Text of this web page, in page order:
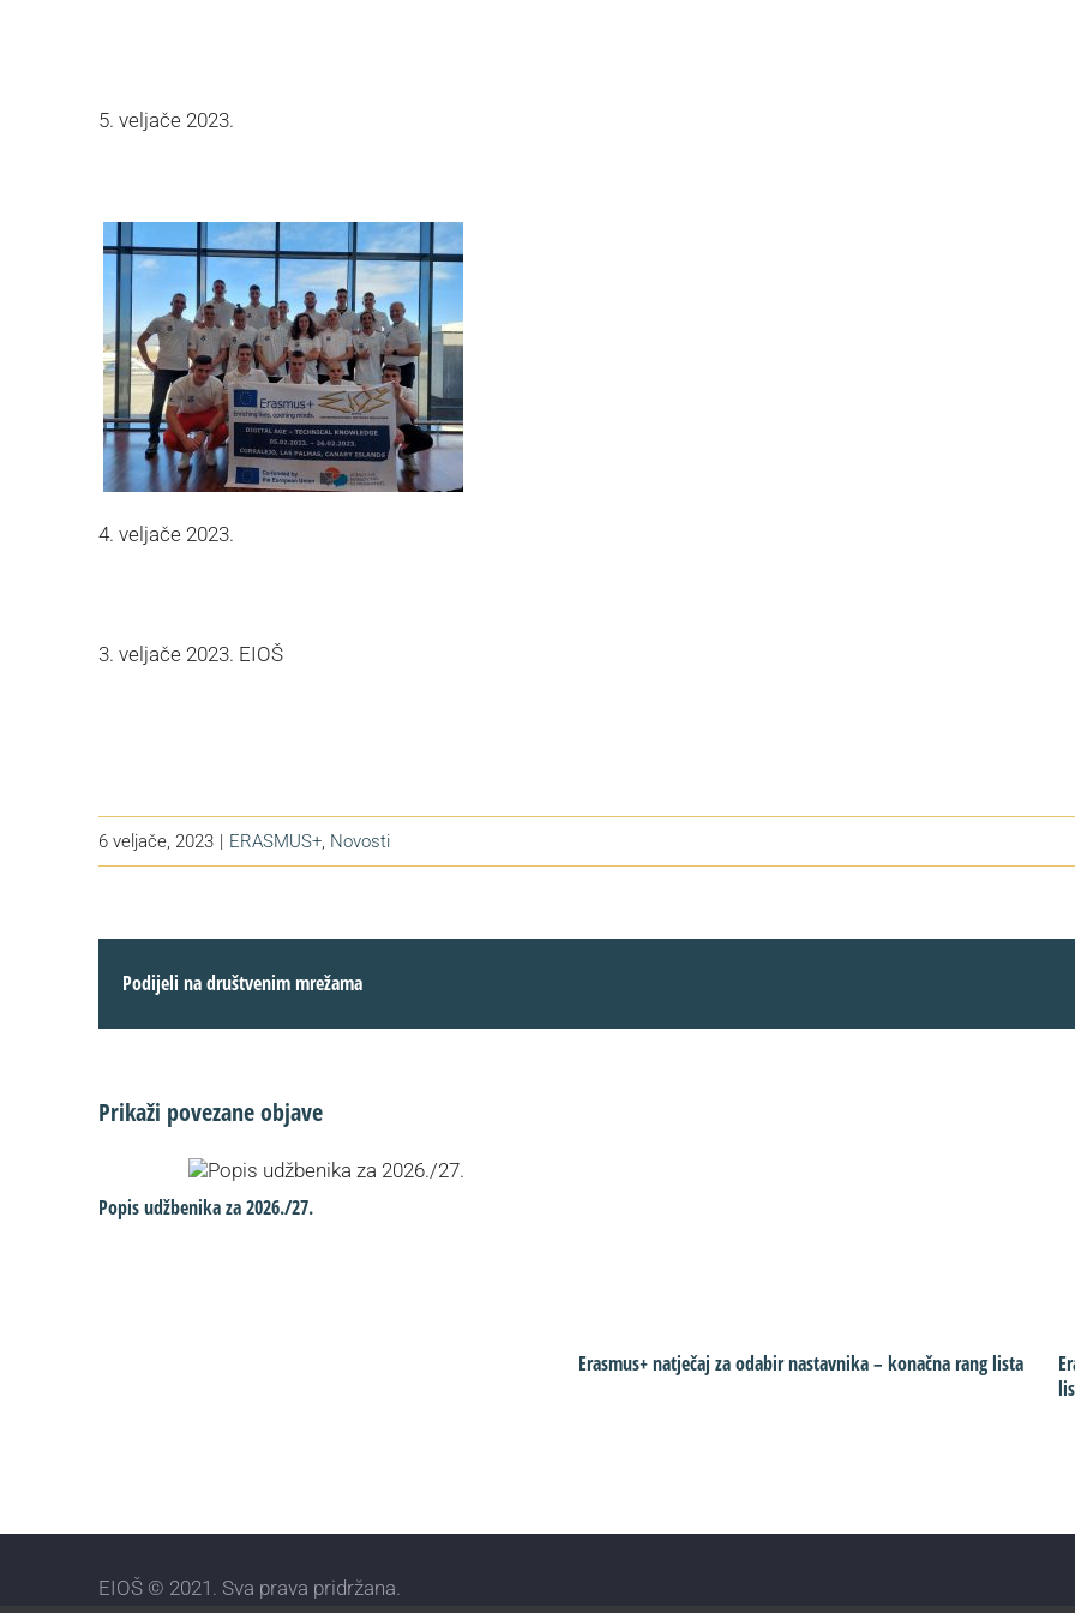
5. veljače 2023.
4. veljače 2023.
3. veljače 2023. EIOŠ
6 veljače, 2023 | ERASMUS+, Novosti
Podijeli na društvenim mrežama
Prikaži povezane objave
Popis udžbenika za 2026./27.
Erasmus+ natječaj za odabir nastavnika – konačna rang lista
EIOŠ © 2021. Sva prava pridržana.